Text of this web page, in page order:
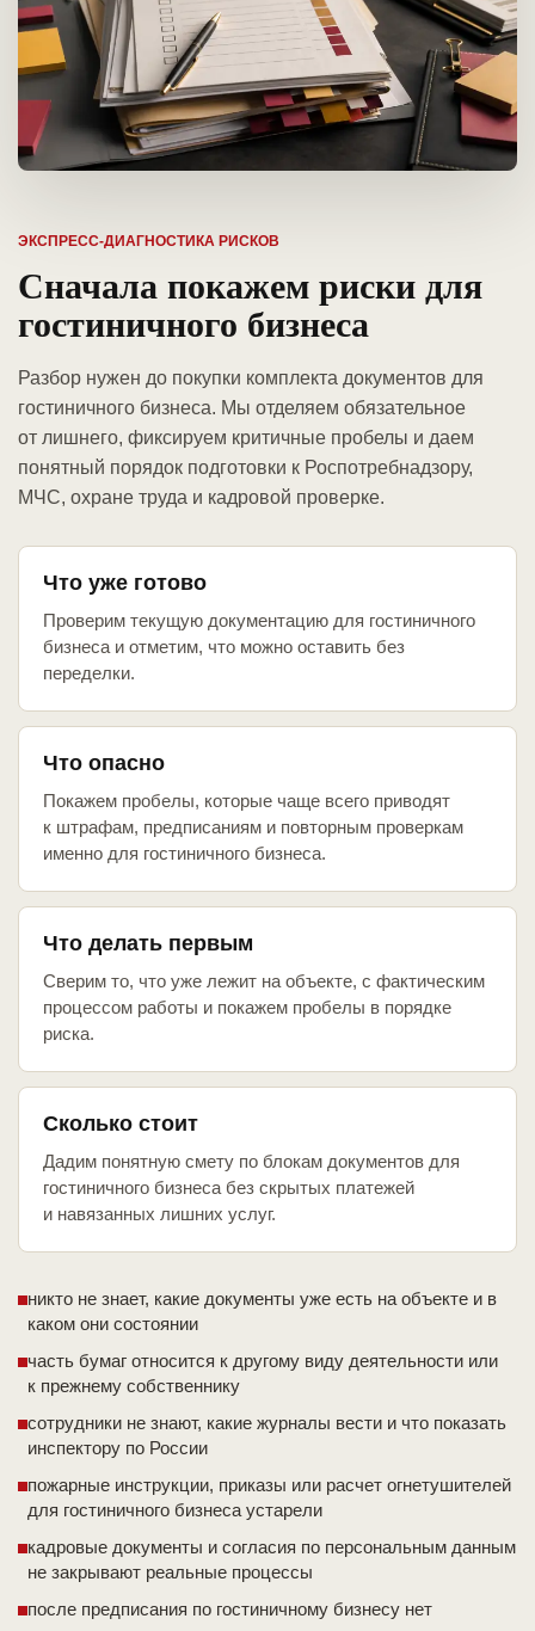
ЭКСПРЕСС-ДИАГНОСТИКА РИСКОВ
Сначала покажем риски для
гостиничного бизнеса
Разбор нужен до покупки комплекта документов для
гостиничного бизнеса. Мы отделяем обязательное
от лишнего, фиксируем критичные пробелы и даем
понятный порядок подготовки к Роспотребнадзору,
МЧС, охране труда и кадровой проверке.
Что уже готово
Проверим текущую документацию для гостиничного
бизнеса и отметим, что можно оставить без
переделки.
Что опасно
Покажем пробелы, которые чаще всего приводят
к штрафам, предписаниям и повторным проверкам
именно для гостиничного бизнеса.
Что делать первым
Сверим то, что уже лежит на объекте, с фактическим
процессом работы и покажем пробелы в порядке
риска.
Сколько стоит
Дадим понятную смету по блокам документов для
гостиничного бизнеса без скрытых платежей
и навязанных лишних услуг.
никто не знает, какие документы уже есть на объекте и в
каком они состоянии
часть бумаг относится к другому виду деятельности или
к прежнему собственнику
сотрудники не знают, какие журналы вести и что показать
инспектору по России
пожарные инструкции, приказы или расчет огнетушителей
для гостиничного бизнеса устарели
кадровые документы и согласия по персональным данным
не закрывают реальные процессы
после предписания по гостиничному бизнесу нет